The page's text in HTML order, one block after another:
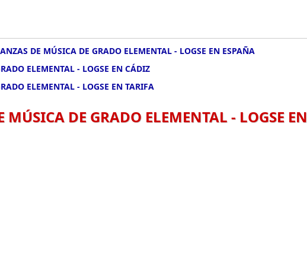
DE MÚSICA DE GRADO ELEMENTAL - LOGSE EN ESPAÑA
ELEMENTAL - LOGSE EN CÁDIZ
ELEMENTAL - LOGSE EN TARIFA
MÚSICA DE GRADO ELEMENTAL - LOGSE EN